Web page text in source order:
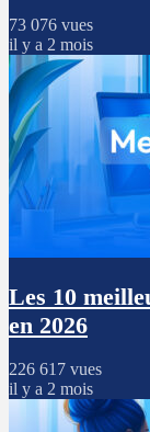
73 076 vues
il y a 2 mois
Les 10
en 2026
226 617 vues
il y a 2 mois